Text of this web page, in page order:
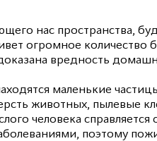
нас пространства,
огромное количество
вредность
маленькие
животных, пылевые
человека
поэтому